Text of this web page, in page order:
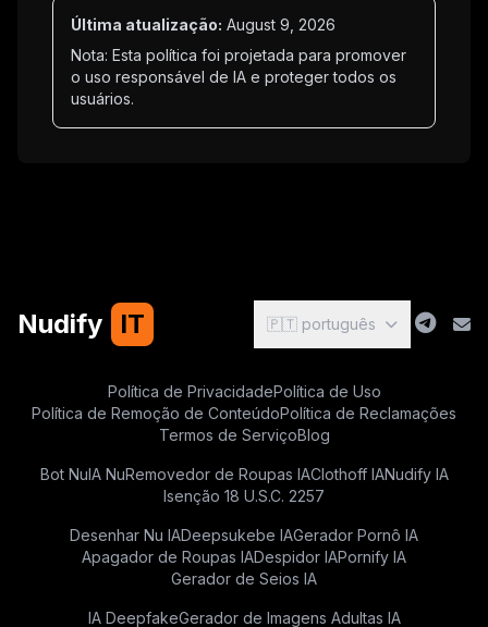
Última atualização: August 9, 2026
Nota: Esta política foi projetada para promover
o uso responsável de IA e proteger todos os
usuários.
Nudify IT 🇵🇹 português
Política de PrivacidadePolítica de Uso
Política de Remoção de ConteúdoPolítica de Reclamações
Termos de ServiçoBlog
Bot NuIA NuRemovedor de Roupas IAClothoff IANudify IA
Isenção 18 U.S.C. 2257
Desenhar Nu IADeepsukebe IAGerador Pornô IA
Apagador de Roupas IADespidor IAPornify IA
Gerador de Seios IA
IA DeepfakeGerador de Imagens Adultas IA